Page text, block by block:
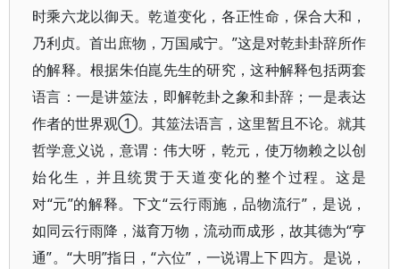
时乘六龙以御天。乾道变化，各正性命，保合大和，
乃利贞。首出庶物，万国咸宁。”这是对乾卦卦辞所作
的解释。根据朱伯崑先生的研究，这种解释包括两套
语言：一是讲筮法，即解乾卦之象和卦辞；一是表达
作者的世界观①。其筮法语言，这里暂且不论。就其
哲学意义说，意谓：伟大呀，乾元，使万物赖之以创
始化生，并且统贯于天道变化的整个过程。这是
对“元”的解释。下文“云行雨施，品物流行”，是说，
如同云行雨降，滋育万物，流动而成形，故其德为“亨
通”。“大明”指日，“六位”，一说谓上下四方。是说，